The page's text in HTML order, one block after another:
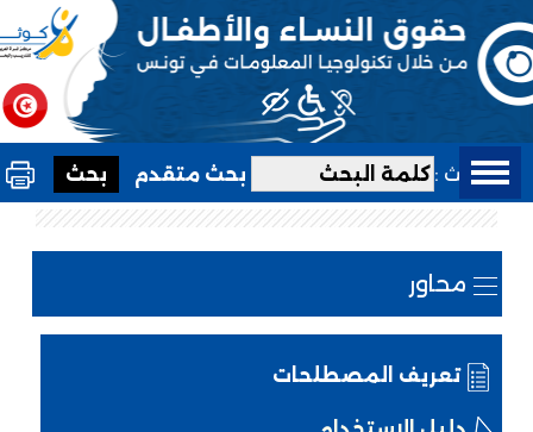
بحث : بحث متقدم
محاور
تعريف المصطلحات